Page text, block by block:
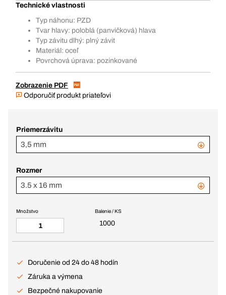
Technické vlastnosti
Typ náhonu: PZD
Tvar hlavy: poloblá (panvičková) hlava
Typ závitu dlhý: plný závit
Materiál: oceľ
Povrchová úprava: pozinkované
Zobrazenie PDF
Odporučiť produkt priateľovi
Priemerzávitu
3,5 mm
Rozmer
3.5 x 16 mm
Balenie / KS
1000
Množstvo
Doručenie od 24 do 48 hodín
Záruka a výmena
Bezpečné nakupovanie